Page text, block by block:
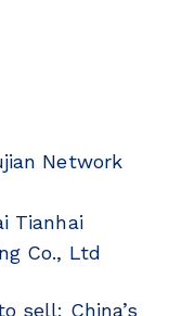
Network
Tianhai
Co., Ltd
sell: China’s